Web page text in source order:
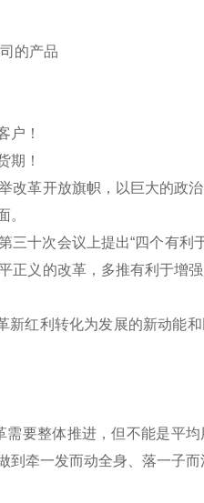
的产品
户！
期！
改革开放旗帜，以巨大的政
。
十次会议上提出“四个有利
正义的改革，多推有利于增
红利转化为发展的新动能
要整体推进，但不能是平
牵一发而动全身、落一子而